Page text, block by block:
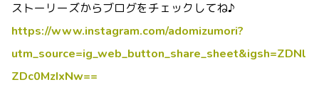
ストーリーズからブログをチェックしてね♪
https://www.instagram.com/adomizumori?
utm_source=ig_web_button_share_sheet&igsh=ZDNl
ZDc0MzIxNw==